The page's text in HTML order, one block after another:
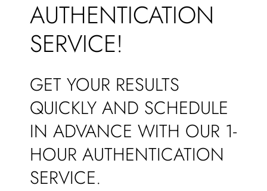
AUTHENTICATION
SERVICE!
GET YOUR RESULTS
QUICKLY AND SCHEDULE
IN ADVANCE WITH OUR 1-
HOUR AUTHENTICATION
SERVICE.